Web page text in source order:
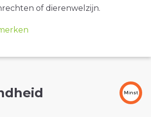
of dierenwelzijn.
Minst